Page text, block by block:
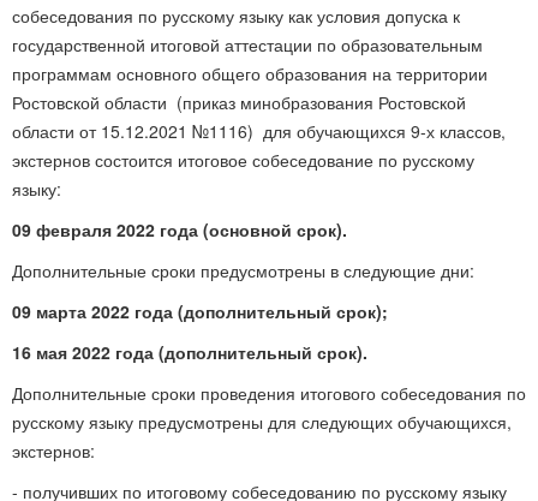
собеседования по русскому языку как условия допуска к
государственной итоговой аттестации по образовательным
программам основного общего образования на территории
Ростовской области (приказ минобразования Ростовской
области от 15.12.2021 №1116) для обучающихся 9-х классов,
экстернов состоится итоговое собеседование по русскому
языку:
09 февраля 2022 года (основной срок).
Дополнительные сроки предусмотрены в следующие дни:
09 марта 2022 года (дополнительный срок);
16 мая 2022 года (дополнительный срок).
Дополнительные сроки проведения итогового собеседования по
русскому языку предусмотрены для следующих обучающихся,
экстернов:
- получивших по итоговому собеседованию по русскому языку